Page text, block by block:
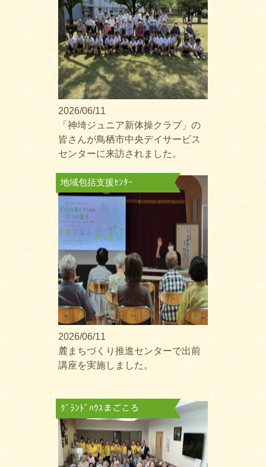
2026/06/11
「神埼ジュニア新体操クラブ」の
皆さんが鳥栖市中央デイサービス
センターに来訪されました。
地域包括支援ｾﾝﾀｰ
2026/06/11
麓まちづくり推進センターで出前
講座を実施しました。
ｸﾞﾗﾝﾄﾞﾊｳｽまごころ